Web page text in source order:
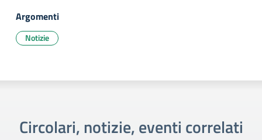
Argomenti
Notizie
Circolari, notizie, eventi correlati